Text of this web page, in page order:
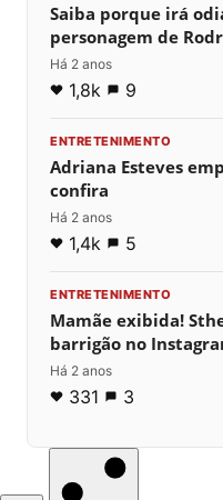
Saiba porque irá
personagem de
Há 2 anos
1,8k 9
ENTRETENIMENTO
Adriana Esteves
confira
Há 2 anos
1,4k 5
ENTRETENIMENTO
Mamãe exibida!
barrigão no
Há 2 anos
331 3